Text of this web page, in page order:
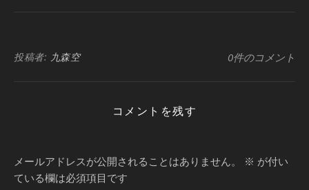
投稿者: 九森空 0件のコメント
コメントを残す
メールアドレスが公開されることはありません。 ※ が付い
ている欄は必須項目です